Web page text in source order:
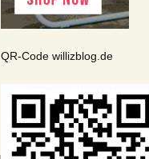
QR-Code willizblog.de